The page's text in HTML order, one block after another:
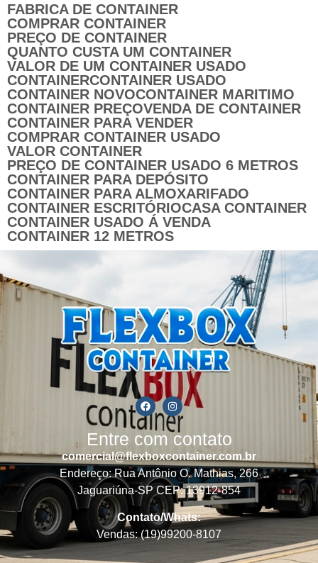
FABRICA DE CONTAINER
COMPRAR CONTAINER
PREÇO DE CONTAINER
QUANTO CUSTA UM CONTAINER
VALOR DE UM CONTAINER USADO
CONTAINERCONTAINER USADO
CONTAINER NOVOCONTAINER MARITIMO
CONTAINER PREÇOVENDA DE CONTAINER
CONTAINER PARA VENDER
COMPRAR CONTAINER USADO
VALOR CONTAINER
PREÇO DE CONTAINER USADO 6 METROS
CONTAINER PARA DEPÓSITO
CONTAINER PARA ALMOXARIFADO
CONTAINER ESCRITÓRIOCASA CONTAINER
CONTAINER USADO Á VENDA
CONTAINER 12 METROS
Entre com contato
comercial@flexboxcontainer.com.br
Endereço: Rua Antônio O. Mathias, 266
Jaguariúna-SP CEP: 13912-854
Contato/Whats:
Vendas: (19)99200-8107